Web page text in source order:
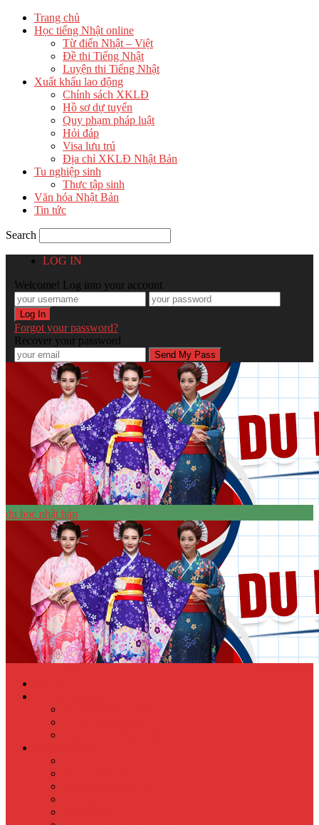
Trang chủ
Học tiếng Nhật online
Từ điển Nhật – Việt
Đề thi Tiếng Nhật
Luyện thi Tiếng Nhật
Xuất khẩu lao động
Chính sách XKLĐ
Hồ sơ dự tuyển
Quy phạm pháp luật
Hỏi đáp
Visa lưu trú
Địa chỉ XKLĐ Nhật Bản
Tu nghiệp sinh
Thực tập sinh
Văn hóa Nhật Bản
Tin tức
Search
LOG IN
Welcome! Log into your account
Forgot your password?
Recover your password
du học nhật bản